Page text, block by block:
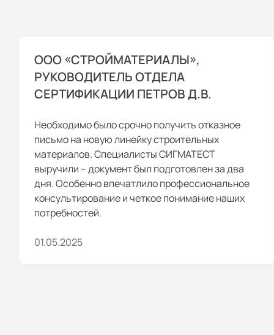
ООО «СТРОЙМАТЕРИАЛЫ»,
РУКОВОДИТЕЛЬ ОТДЕЛА
СЕРТИФИКАЦИИ ПЕТРОВ Д.В.
Необходимо было срочно получить отказное
письмо на новую линейку строительных
материалов. Специалисты СИГМАТЕСТ
выручили – документ был подготовлен за два
дня. Особенно впечатлило профессиональное
консультирование и четкое понимание наших
потребностей.
01.05.2025